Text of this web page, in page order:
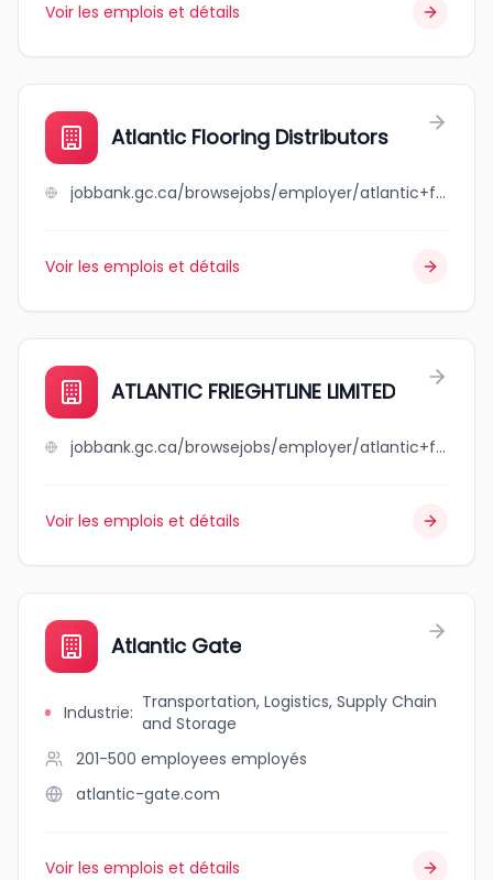
Voir les emplois et détails
Atlantic Flooring Distributors
jobbank.gc.ca/browsejobs/employer/atlantic+flooring+distributors/ca
Voir les emplois et détails
ATLANTIC FRIEGHTLINE LIMITED
jobbank.gc.ca/browsejobs/employer/atlantic+frieghtline+limited/ca
Voir les emplois et détails
Atlantic Gate
Industrie: Transportation, Logistics, Supply Chain
and Storage
201-500 employees employés
atlantic-gate.com
Voir les emplois et détails